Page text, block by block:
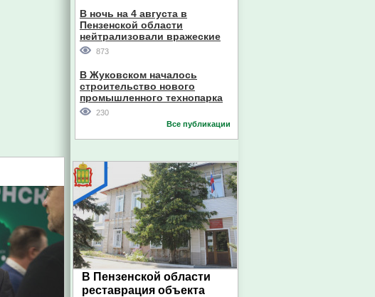
В ночь на 4 августа в
Пензенской области
нейтрализовали вражеские
дроны
873
В Жуковском началось
строительство нового
промышленного технопарка
230
Все публикации
В Пензенской области
реставрация объекта